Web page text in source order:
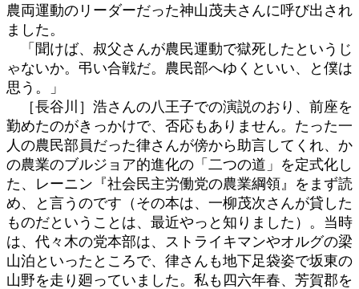
農両運動のリーダーだった神山茂夫さんに呼び出され
ました。
「聞けば、叔父さんが農民運動で獄死したというじ
ゃないか。弔い合戦だ。農民部へゆくといい、と僕は
思う。」
［長谷川］浩さんの八王子での演説のおり、前座を
勤めたのがきっかけで、否応もありません。たった一
人の農民部員だった律さんが傍から助言してくれ、か
の農業のブルジョア的進化の「二つの道」を定式化し
た、レーニン『社会民主労働党の農業綱領』をまず読
め、と言うのです（その本は、一柳茂次さんが貸した
ものだということは、最近やっと知りました）。当時
は、代々木の党本部は、ストライキマンやオルグの梁
山泊といったところで、律さんも地下足袋姿で坂東の
山野を走り廻っていました。私も四六年春、芳賀郡を